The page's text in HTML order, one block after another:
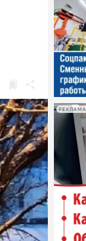
РЕКЛАМА